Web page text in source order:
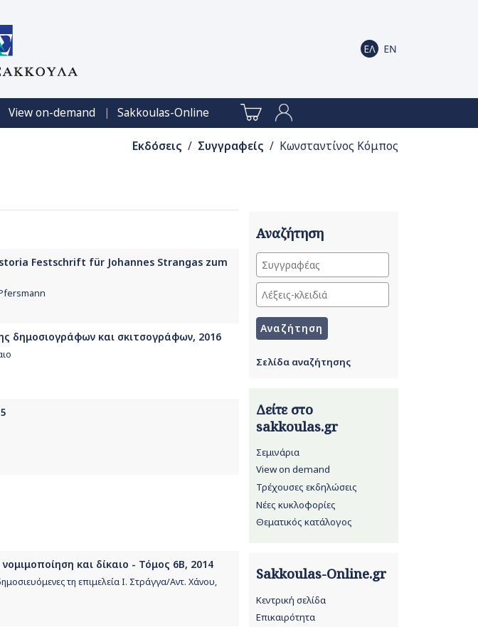
View on-demand | Sakkoulas-Online
Εκδόσεις / Συγγραφείς / Κωνσταντίνος Κόμπος
Festschrift für Johannes Strangas zum
δημοσιογράφων και σκιτσογράφων, 2016
και δίκαιο - Τόμος 6Β, 2014
τη επιμελεία Ι. Στράγγα/Αντ. Χάνου,
Αναζήτηση
Σελίδα αναζήτησης
Δείτε στο
sakkoulas.gr
Σεμινάρια
View on demand
Τρέχουσες εκδηλώσεις
Νέες κυκλοφορίες
Θεματικός κατάλογος
Sakkoulas-Online.gr
Κεντρική σελίδα
Επικαιρότητα